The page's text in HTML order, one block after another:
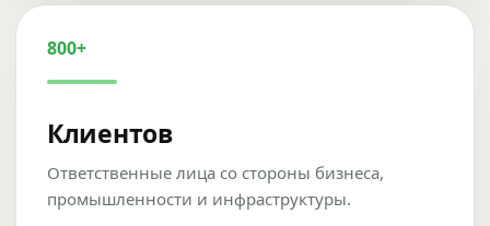
800+
Клиентов
Ответственные лица со стороны бизнеса,
промышленности и инфраструктуры.